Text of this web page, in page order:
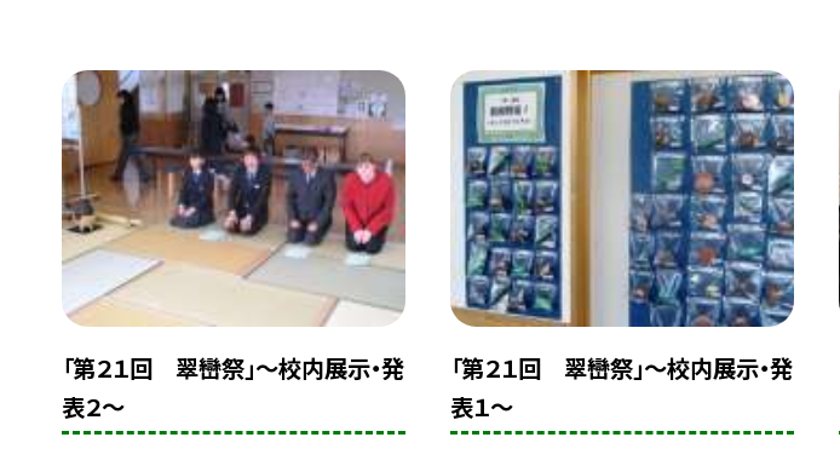
「第２１回 翠巒祭」〜校内展示・発
表２〜
「第２１回 翠巒祭」〜校内展示・発
表１〜